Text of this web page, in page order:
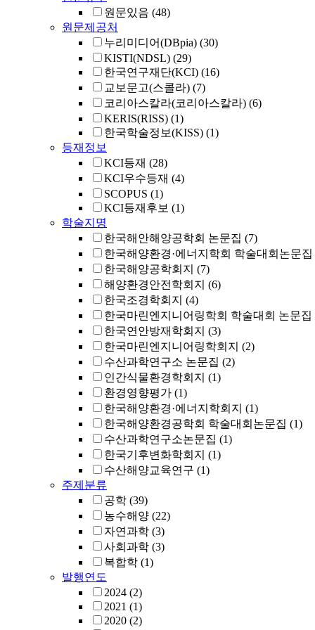
원문있음 (48)
원문제공처
누리미디어(DBpia) (30)
KISTI(NDSL) (29)
한국연구재단(KCI) (16)
교보문고(스콜라) (7)
코리아스칼라(코리아스칼라) (6)
KERIS(RISS) (1)
한국학술정보(KISS) (1)
등재정보
KCI등재 (28)
KCI우수등재 (4)
SCOPUS (1)
KCI등재후보 (1)
학술지명
한국해안해양공학회 논문집 (7)
한국해양환경·에너지학회 학술대회논문집
한국해양공학회지 (7)
해양환경안전학회지 (6)
한국조경학회지 (4)
한국마린엔지니어링학회 학술대회 논문집
한국연안방재학회지 (3)
한국마린엔지니어링학회지 (2)
수산과학연구소 논문집 (2)
인간식물환경학회지 (1)
환경영향평가 (1)
한국해양환경·에너지학회지 (1)
한국해양환경공학회 학술대회논문집 (1)
수산과학연구소논문집 (1)
한국기후변화학회지 (1)
수산해양교육연구 (1)
주제분류
공학 (39)
농수해양 (22)
자연과학 (3)
사회과학 (3)
복합학 (1)
발행연도
2024 (2)
2021 (1)
2020 (2)